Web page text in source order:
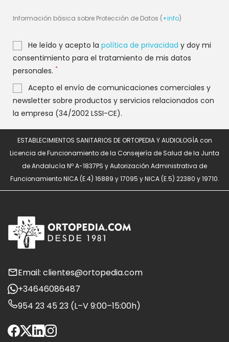
Información básica sobre Protección de Datos (+info)
He leído y acepto la política de privacidad y doy mi
consentimiento para el tratamiento de mis datos
personales. *
Acepto el envío de comunicaciones comerciales y
newsletter sobre productos y servicios relacionados con
la empresa (34/2002 LSSI-CE).
ESTABLECIMIENTOS SANITARIOS DE ORTOPEDIA Y AUDIOLOGÍA con
Licencia de Funcionamiento de la Consejería de Salud de la Junta
de Andalucía Nº A-1837PS y Autorización Administrativa de
Funcionamiento NICA (E.4) 16889 y 17095 y NICA (E.5) 22380 y 19710.
Email: clientes@ortopedia.com
+34646086487
954 23 45 23 (L–V 9:00–15:00h)